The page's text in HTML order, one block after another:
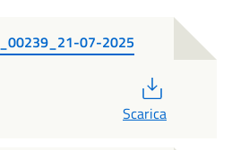
07-2025
Scarica